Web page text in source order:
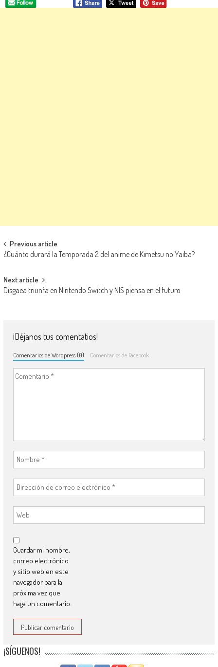
Navegación de entradas
Previous article
¿Cuánto durará la Temporada 2 del anime de Kimetsu no Yaiba?
Next article
Disgaea triunfa en Nintendo Switch y NIS piensa en el futuro
¡Déjanos tus comentatios!
Comentarios de Wordpress (0) Comentarios de Facebook
Guardar mi nombre,
correo electrónico
y sitio web en este
navegador para la
próxima vez que
haga un comentario.
¡SÍGUENOS!